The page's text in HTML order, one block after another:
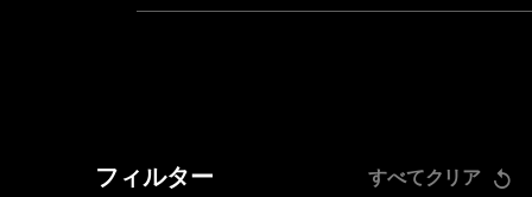
フィルター すべてクリア